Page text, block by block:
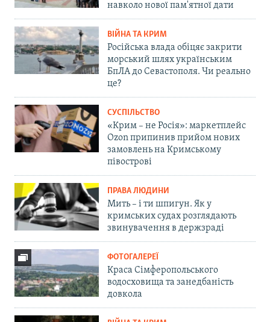
навколо нової пам'ятної дати
ВІЙНА ТА КРИМ
Російська влада обіцяє закрити
морський шлях українським
БпЛА до Севастополя. Чи реально
це?
СУСПІЛЬСТВО
«Крим – не Росія»: маркетплейс
Ozon припинив прийом нових
замовлень на Кримському
півострові
ПРАВА ЛЮДИНИ
Мить – і ти шпигун. Як у
кримських судах розглядають
звинувачення в держзраді
ФОТОГАЛЕРЕЇ
Краса Сімферопольського
водосховища та занедбаність
довкола